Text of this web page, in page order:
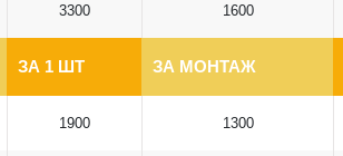
3300 1600
ЗА 1 ШТ ЗА МОНТАЖ
1900 1300